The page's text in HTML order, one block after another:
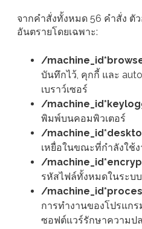
จากคำสั่งทั้งหมด 56 คำสั่ง ตั
อันตรายโดยเฉพาะ:
/
บันทึกไว้, คุกกี้ และ
เบราว์เซอร์
/
พิมพ์บนคอมพิวเตอร์
/
เหยื่อในขณะที่กำลังใช้
/
รหัสไฟล์ทั้งหมดในระบ
/
การทำงานของโปรแก
ซอฟต์แวร์รักษาความป